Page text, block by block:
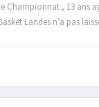
Championnat , 13 ans
Landes n’a pas